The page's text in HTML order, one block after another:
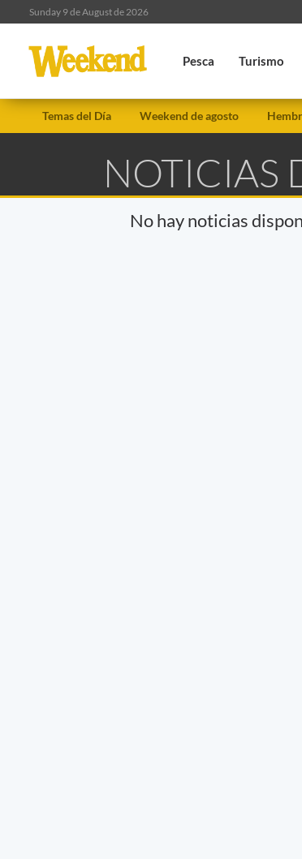
Sunday 9 de August de 2026
Pesca Turismo
Temas del Día Weekend de agosto
NOTICIAS
No hay noticias